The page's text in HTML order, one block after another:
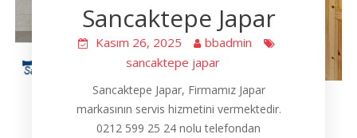
Sancaktepe Japar
Kasım 26, 2025
bbadmin
sancaktepe japar
Sancaktepe Japar, Firmamız Japar
markasının servis hizmetini vermektedir.
0212 599 25 24 nolu telefondan